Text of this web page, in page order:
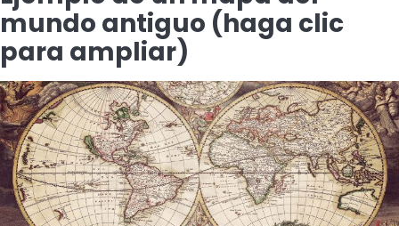
mundo antiguo (haga clic
para ampliar)